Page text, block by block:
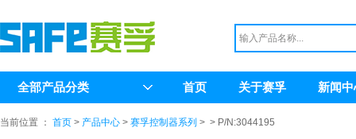
全部产品分类 首页 关于赛孚 新闻
当前位置 ： 首页 > 产品中心 > 赛孚控制器系列 > > P/N:3044195